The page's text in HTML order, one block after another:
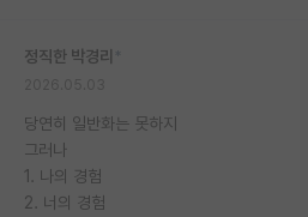
정직한 박경리
당연히 일반화는 못하지
그러나
1. 나의 경험
2. 너의 경험